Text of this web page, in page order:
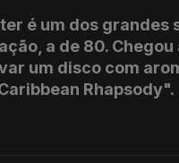
é um dos grandes
a de 80. Chegou
um disco com
Rhapsody".